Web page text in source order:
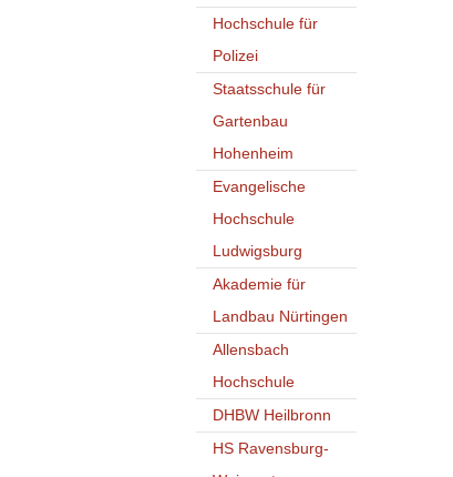
Hochschule für
Polizei
Staatsschule für
Gartenbau
Hohenheim
Evangelische
Hochschule
Ludwigsburg
Akademie für
Landbau Nürtingen
Allensbach
Hochschule
DHBW Heilbronn
HS Ravensburg-